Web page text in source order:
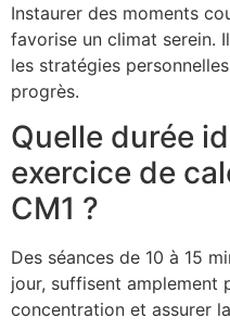
Instaurer des moments
favorise un climat serein.
les stratégies
progrès.
Quelle durée
exercice de
CM1 ?
Des séances de 10 à 15
jour, suffisent amplement
concentration et assurer